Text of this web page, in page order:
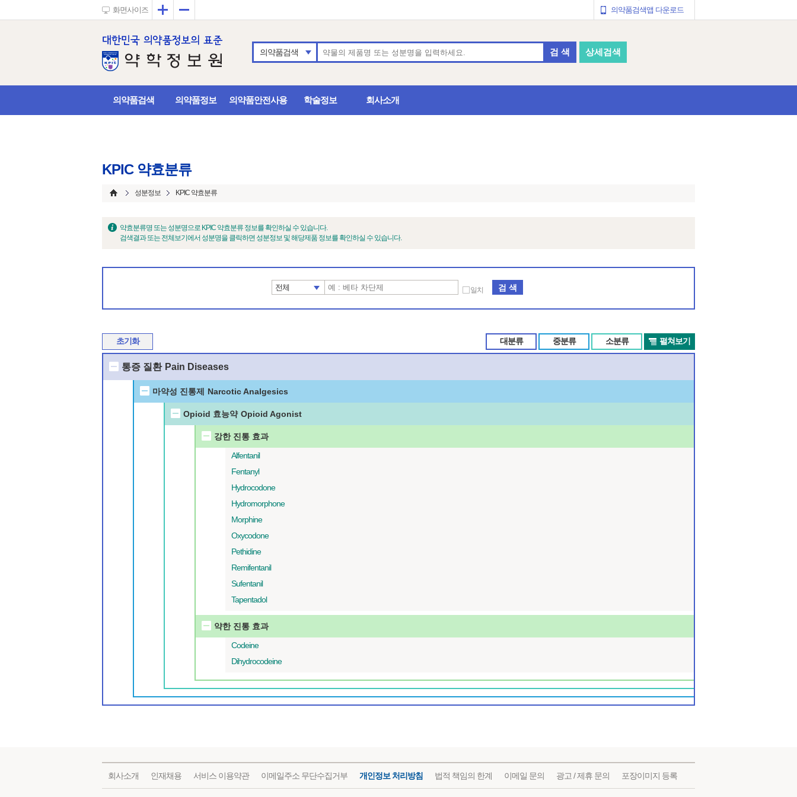
화면사이즈 확대 의약품검색앱 다운로드
의약품검색 검 색 상세검색
의약품검색 의약품정보 의약품안전사용 학술정보 회사소개
KPIC 약효분류
성분정보 KPIC 약효분류
약효분류명 또는 성분명으로 KPIC 약효분류 정보를 확인하실 수 있습니다.
검색결과 또는 전체보기에서 성분명을 클릭하면 성분정보 및 해당제품 정보를 확인하실 수 있습니다.
전체 일치 검 색
초기화 대분류 중분류 소분류 펼쳐보기
통증 질환 Pain Diseases
마약성 진통제 Narcotic Analgesics
Opioid 효능약 Opioid Agonist
강한 진통 효과
Alfentanil
Fentanyl
Hydrocodone
Hydromorphone
Morphine
Oxycodone
Pethidine
Remifentanil
Sufentanil
Tapentadol
약한 진통 효과
Codeine
Dihydrocodeine
회사소개 인재채용 서비스 이용약관 이메일주소 무단수집거부 개인정보 처리방침 법적 책임의 한계 이메일 문의 광고 / 제휴 문의 포장이미지 등록